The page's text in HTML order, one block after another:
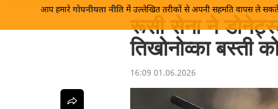
आप हमारे गोपनीयता नीति में उल्लेखित तरीकों से अपनी सहमति वापस ले
रूसी सेना ने
तिखोनोव्का बस्ती
16:09 01.06.2026